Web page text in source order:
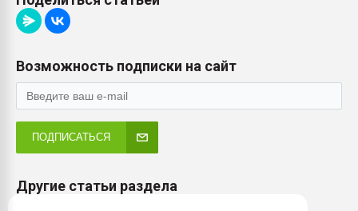
Возможность подписки на сайт
ПОДПИСАТЬСЯ
Другие статьи раздела